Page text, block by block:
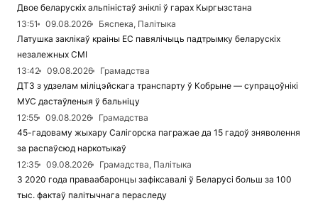
Двое беларускіх альпіністаў зніклі ў гарах Кыргызстана
13:51
09.08.2026
Бяспека, Палітыка
Латушка заклікаў краіны ЕС павялічыць падтрымку беларускіх
незалежных СМІ
13:42
09.08.2026
Грамадства
ДТЗ з удзелам міліцэйскага транспарту ў Кобрыне — супрацоўнікі
МУС дастаўленыя ў бальніцу
12:55
09.08.2026
Грамадства
45-гадоваму жыхару Салігорска пагражае да 15 гадоў зняволення
за распаўсюд наркотыкаў
12:35
09.08.2026
Грамадства, Палітыка
З 2020 года праваабаронцы зафіксавалі ў Беларусі больш за 100
тыс. фактаў палітычнага пераследу